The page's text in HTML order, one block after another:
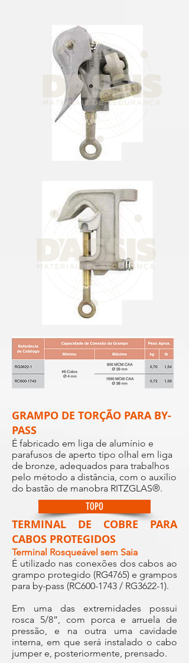
GRAMPO DE TORÇÃO PARA BY-
PASS
É fabricado em liga de alumínio e
parafusos de aperto tipo olhal em liga
de bronze, adequados para trabalhos
pelo método a distância, com o auxílio
do bastão de manobra RITZGLAS®.
TOPO
TERMINAL DE COBRE PARA
CABOS PROTEGIDOS
Terminal Rosqueável sem Saia
É utilizado nas conexões dos cabos ao
grampo protegido (RG4765) e grampos
para by-pass (RC600-1743 / RG3622-1).
Em uma das extremidades possui
rosca 5/8”, com porca e arruela de
pressão, e na outra uma cavidade
interna, em que será instalado o cabo
jumper e, posteriormente, prensado.